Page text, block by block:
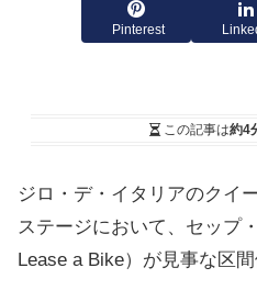
Pinterest
この記事は約4
ジロ・デ・イタリアのクイ
ステージにおいて、セップ
Lease a Bike）が見事な区間